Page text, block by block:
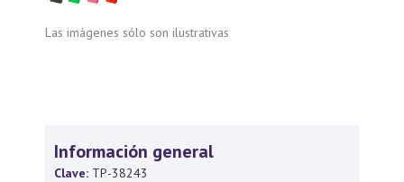
Las imágenes sólo son ilustrativas
Información general
Clave: TP-38243